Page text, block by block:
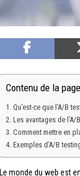
Contenu de la page
Qu’est-ce que l’A/B
Les avantages de l’A/
Comment mettre en
Exemples d’A/B
Le monde du web est